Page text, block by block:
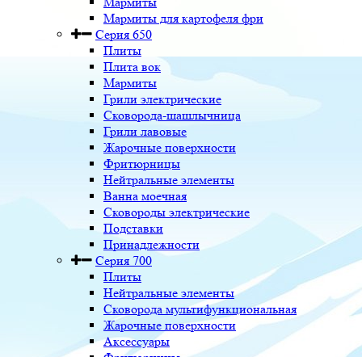
Мармиты для картофеля фри
Серия 650
Плиты
Плита вок
Мармиты
Грили электрические
Сковорода-шашлычница
Грили лавовые
Жарочные поверхности
Фритюрницы
Нейтральные элементы
Ванна моечная
Сковороды электрические
Подставки
Принадлежности
Серия 700
Плиты
Нейтральные элементы
Сковорода мультифункциональная
Жарочные поверхности
Аксессуары